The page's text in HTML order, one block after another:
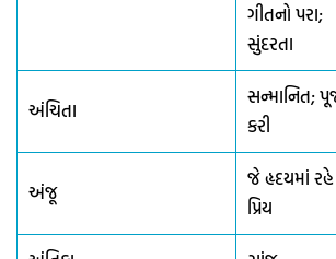
ગીતનો પરા;
સુંદરતા
અંચિતા
સન્માનિત;
કરી
અંજૂ
જે હૃદયમાં
પ્રિય